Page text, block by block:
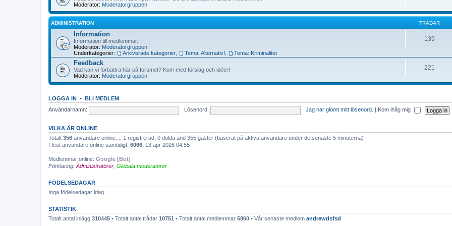
Moderator: Moderatorgruppen
ADMINISTRATION TRÅDAR
Information
Information till medlemmar.
Moderator: Moderatorgruppen
Underkategorier:
Arkiverade kategorier Tema: Alternativ! Tema: Kriminalitet
139
Feedback
Vad kan vi förbättra här på forumet? Kom med förslag och idéer!
Moderator: Moderatorgruppen
221
LOGGA IN • BLI MEDLEM
Användarnamn:
Lösenord: Jag har glömt mitt lösenord. Kom ihåg mig
VILKA ÄR ONLINE
Totalt 356 användare online: :: 1 registrerad, 0 dolda and 355 gäster (baserat på aktiva användare under de senaste 5 minuterna)
Flest användare online samtidigt: 6066 , 13 apr 2026 04:55
Medlemmar online: Google [Bot]
Förklaring: Administratörer Globala moderatorer
FÖDELSEDAGAR
Inga födelsedagar idag.
STATISTIK
Totalt antal inlägg 310445 • Totalt antal trådar 10751 • Totalt antal medlemmar 5860 • Vår senaste medlem andrewdsfsd